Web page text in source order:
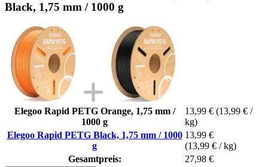
Black, 1,75 mm / 1000 g
Elegoo Rapid PETG Orange, 1,75 mm /
1000 g
13,99 € (13,99 € /
kg)
Elegoo Rapid PETG Black, 1,75 mm / 1000
g
13,99 €
(13,99 € / kg)
Gesamtpreis:
27,98 €